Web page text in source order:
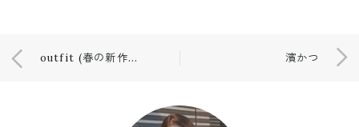
outfit (春の新作ブラウス) 濱かつ